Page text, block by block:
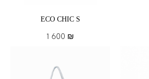
ECO CHIC S
1 600 ₪